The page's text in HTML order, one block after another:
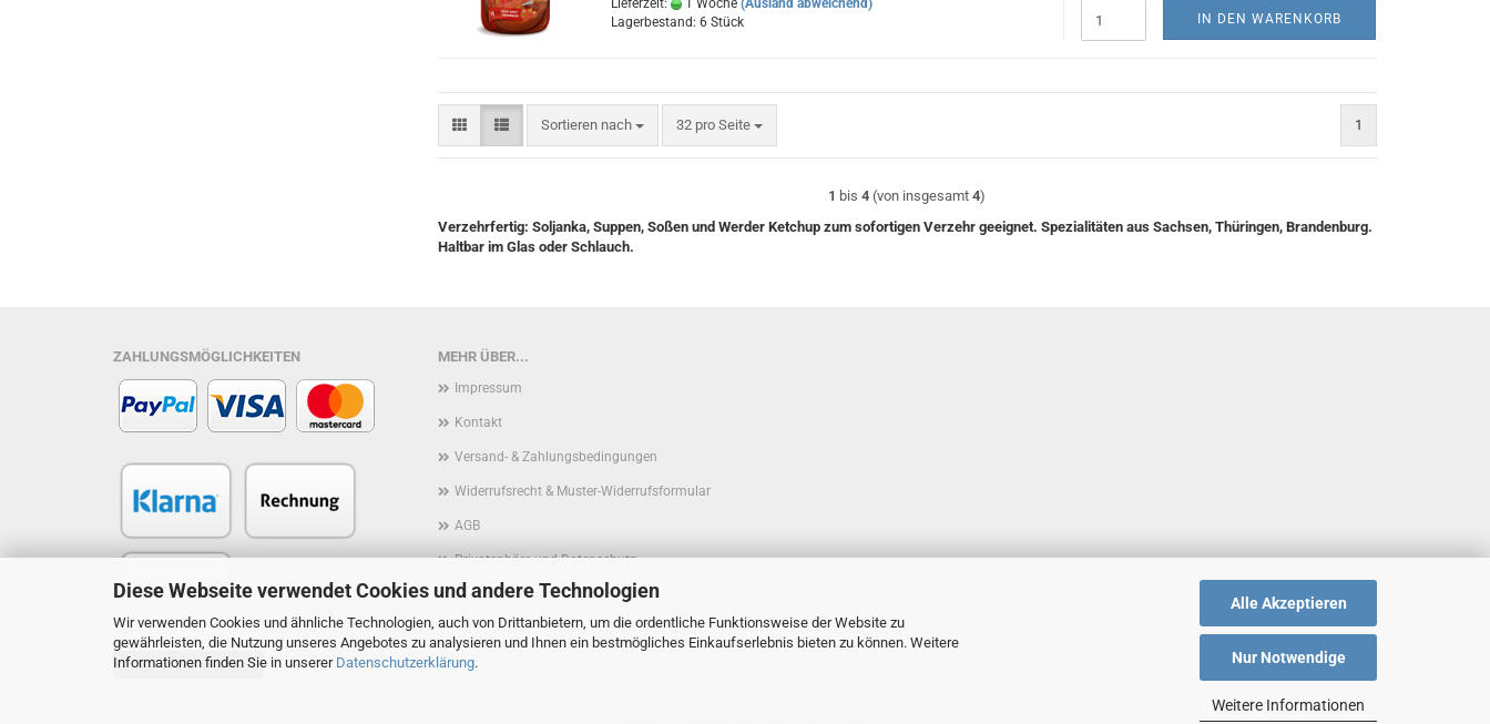
Diese Webseite verwendet Cookies und andere Technologien
Wir verwenden Cookies und ähnliche Technologien, auch von Drittanbietern, um die ordentliche Funktionsweise der Website zu
gewährleisten, die Nutzung unseres Angebotes zu analysieren und Ihnen ein bestmögliches Einkaufserlebnis bieten zu können. Weitere
Informationen finden Sie in unserer Datenschutzerklärung.
Alle Akzeptieren
Nur Notwendige
Weitere Informationen
Lieferzeit: 1 Woche (Ausland abweichend)
Lagerbestand: 6 Stück
IN DEN WARENKORB
Sortieren nach
Sortieren nach 32 pro Seite
pro Seite 1
1 bis4 (von insgesamt4)
Verzehrfertig: Soljanka, Suppen, Soßen und Werder Ketchup zum sofortigen Verzehr geeignet. Spezialitäten aus Sachsen, Thüringen, Brandenburg.
Haltbar im Glas oder Schlauch.
MEHR ÜBER...
Impressum
Kontakt
Versand- & Zahlungsbedingungen
Widerrufsrecht & Muster-Widerrufsformular
AGB
Privatsphäre und Datenschutz
Rückruf, telefonische Beratung
Cookie Einstellungen
ZAHLUNGSMÖGLICHKEITEN
Vertrag widerrufen